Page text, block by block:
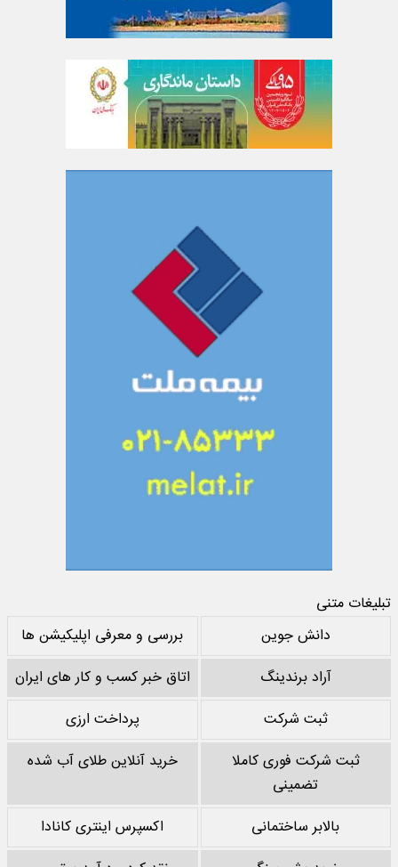
تبلیغات متنی
دانش جوین
بررسی و معرفی اپلیکیشن ها
آراد برندینگ
اتاق خبر کسب و کار های ایران
ثبت شرکت
پرداخت ارزی
ثبت شرکت فوری کاملا
تضمینی
خرید آنلاین طلای آب شده
بالابر ساختمانی
اکسپرس اینتری کانادا